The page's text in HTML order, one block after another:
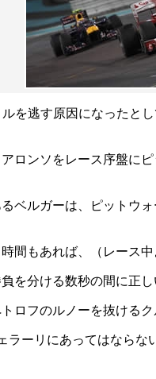
を逃す原因になった
ロンソをレース序盤に
ベルガーは、ピットウ
間もあれば、（レース
を分ける数秒の間に正
ロフのルノーを抜ける
ラーリにあってはなら